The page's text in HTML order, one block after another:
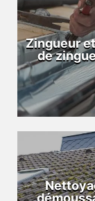
Zingueur
de